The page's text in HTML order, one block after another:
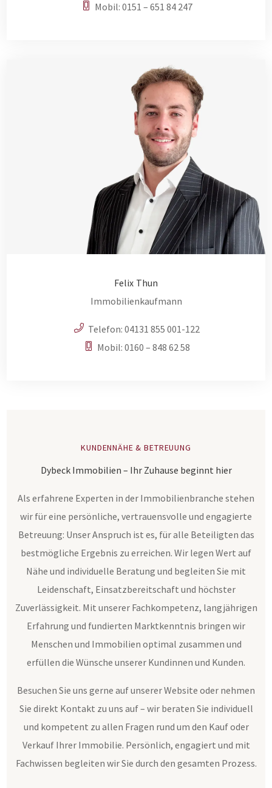
Mobil:0151 – 651 84 247
Felix Thun
Immobilienkaufmann
Telefon: 04131 855 001-122
Mobil:0160 – 848 62 58
KUNDENNÄHE & BETREUUNG
Dybeck Immobilien – Ihr Zuhause beginnt hier
Als erfahrene Experten in der Immobilienbranche stehen
wir für eine persönliche, vertrauensvolle und engagierte
Betreuung: Unser Anspruch ist es, für alle Beteiligten das
bestmögliche Ergebnis zu erreichen. Wir legen Wert auf
Nähe und individuelle Beratung und begleiten Sie mit
Leidenschaft, Einsatzbereitschaft und höchster
Zuverlässigkeit. Mit unserer Fachkompetenz, langjährigen
Erfahrung und fundierten Marktkenntnis bringen wir
Menschen und Immobilien optimal zusammen und
erfüllen die Wünsche unserer Kundinnen und Kunden.
Besuchen Sie uns gerne auf unserer Website oder nehmen
Sie direkt Kontakt zu uns auf – wir beraten Sie individuell
und kompetent zu allen Fragen rund um den Kauf oder
Verkauf Ihrer Immobilie. Persönlich, engagiert und mit
Fachwissen begleiten wir Sie durch den gesamten Prozess.